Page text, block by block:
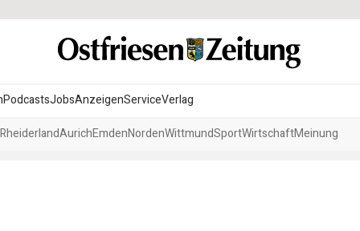
PodcastsJobsAnzeigenServiceVerlag
RheiderlandAurichEmdenNordenWittmundSportWirtschaftMeinung